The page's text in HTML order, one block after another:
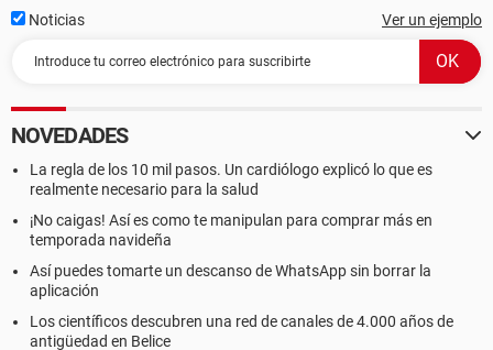
Noticias Ver un ejemplo
NOVEDADES
La regla de los 10 mil pasos. Un cardiólogo explicó lo que es
realmente necesario para la salud
¡No caigas! Así es como te manipulan para comprar más en
temporada navideña
Así puedes tomarte un descanso de WhatsApp sin borrar la
aplicación
Los científicos descubren una red de canales de 4.000 años de
antigüedad en Belice